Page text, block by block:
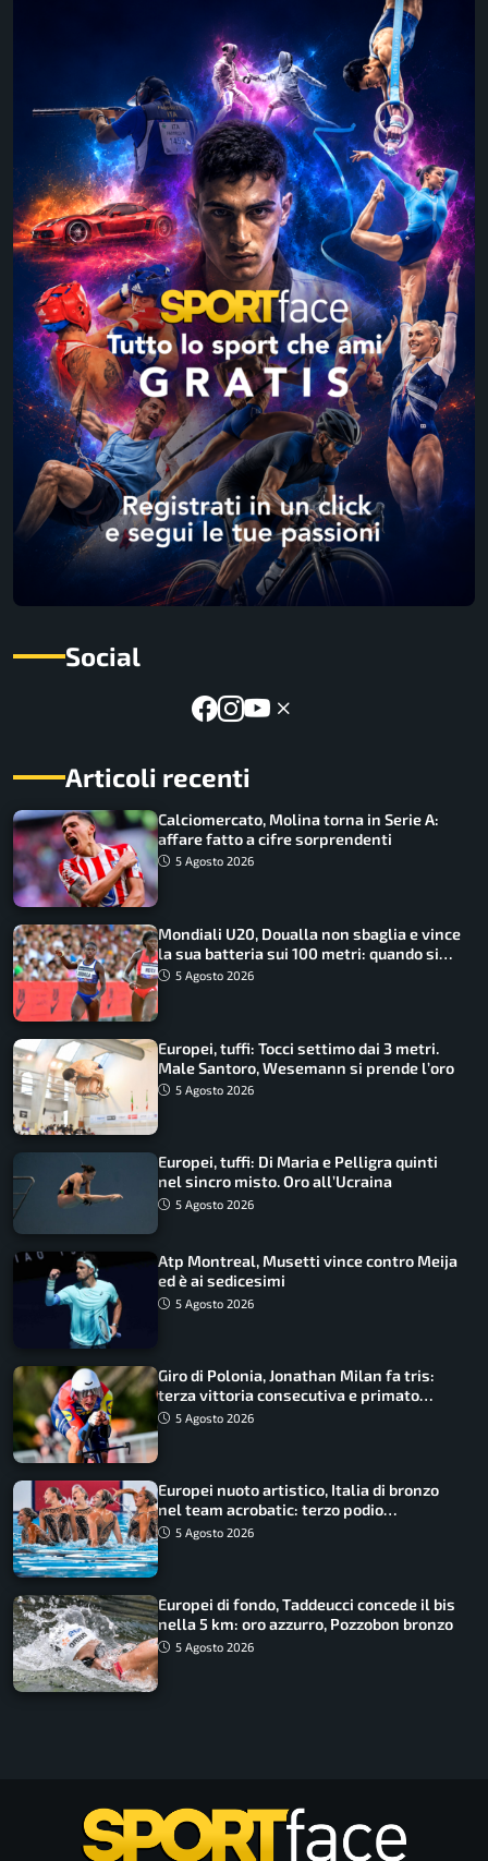
Social
Articoli recenti
Calciomercato, Molina torna in Serie A:
affare fatto a cifre sorprendenti
5 Agosto 2026
Mondiali U20, Doualla non sbaglia e vince
la sua batteria sui 100 metri: quando si
disputano le finali
5 Agosto 2026
Europei, tuffi: Tocci settimo dai 3 metri.
Male Santoro, Wesemann si prende l’oro
5 Agosto 2026
Europei, tuffi: Di Maria e Pelligra quinti
nel sincro misto. Oro all’Ucraina
5 Agosto 2026
Atp Montreal, Musetti vince contro Meija
ed è ai sedicesimi
5 Agosto 2026
Giro di Polonia, Jonathan Milan fa tris:
terza vittoria consecutiva e primato
rafforzato
5 Agosto 2026
Europei nuoto artistico, Italia di bronzo
nel team acrobatic: terzo podio
consecutivo
5 Agosto 2026
Europei di fondo, Taddeucci concede il bis
nella 5 km: oro azzurro, Pozzobon bronzo
5 Agosto 2026